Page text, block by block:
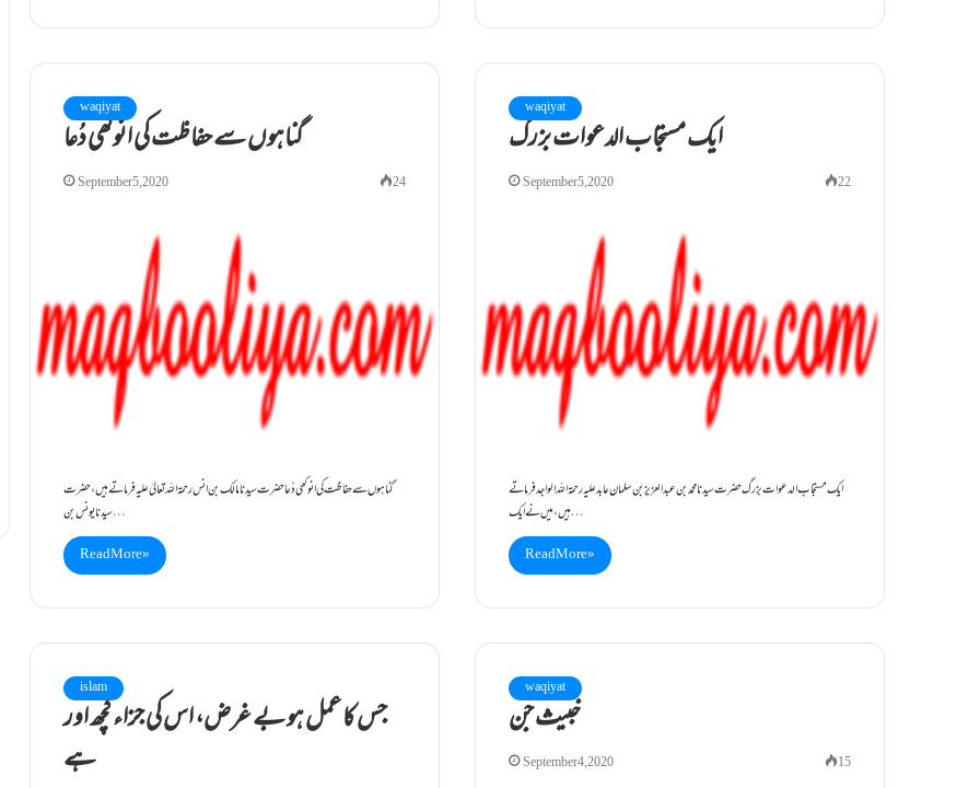
waqiyat
گناہوں سے حفاظت کی انوکھی دُعا
September 5, 2020 24
گناہوں سے حفاظت کی انوکھی دُعا حضرت سیدنامالک بن انس رحمۃ اللہ تعالیٰ علیہ فرماتے ہیں، حضرت
سیدنا یونس بن…
Read More »
waqiyat
ایک مستجاب الدعوات بزرگ
September 5, 2020 22
ایک مستجاب الدعوات بزرگ حضرت سیدنا محمد بن عبدالعزیز بن سلمان عابد علیہ رحمۃ اللہ الواجد فرماتے
ہیں،میں نے ایک…
Read More »
islam
جس کا عمل ہو بے غرض، اس کی جزاء کچھ اور
ہے
waqiyat
خبیث جن
September 4, 2020 15